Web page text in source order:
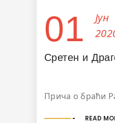
01
Јун
Сретен и
Прича о браћи
READ